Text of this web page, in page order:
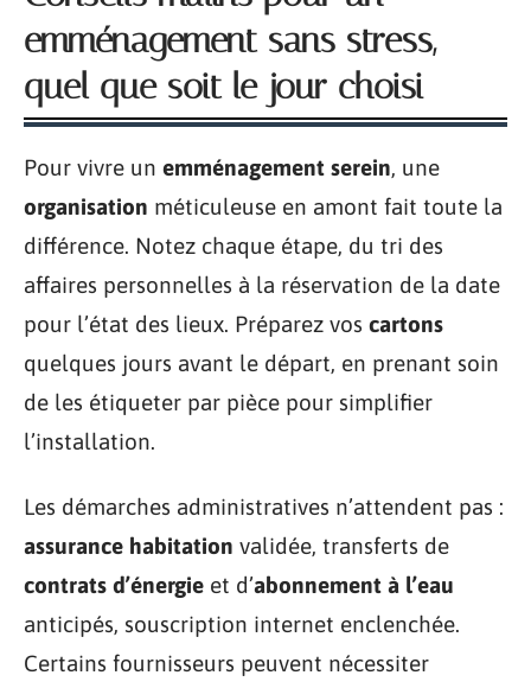
emménagement sans stress,
quel que soit le jour choisi
Pour vivre un emménagement serein, une
organisation méticuleuse en amont fait toute la
différence. Notez chaque étape, du tri des
affaires personnelles à la réservation de la date
pour l’état des lieux. Préparez vos cartons
quelques jours avant le départ, en prenant soin
de les étiqueter par pièce pour simplifier
l’installation.
Les démarches administratives n’attendent pas :
assurance habitation validée, transferts de
contrats d’énergie et d’abonnement à l’eau
anticipés, souscription internet enclenchée.
Certains fournisseurs peuvent nécessiter